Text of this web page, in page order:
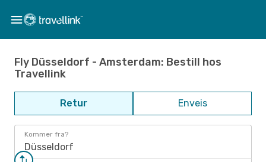
Fly Düsseldorf - Amsterdam: Bestill hos
Travellink
Retur Enveis
Kommer fra?
Düsseldorf